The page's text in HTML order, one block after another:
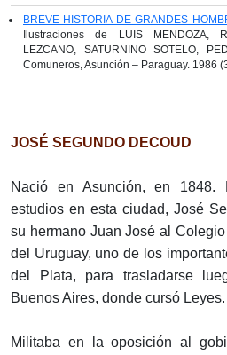
BREVE HISTORIA DE GRANDES
Ilustraciones de LUIS MENDOZA,
LEZCANO, SATURNINO SOTELO,
Comuneros, Asunción – Paraguay. 1986
JOSÉ SEGUNDO DECOUD
Nació en Asunción, en 1848.
estudios en esta ciudad, José
su hermano Juan José al
del Uruguay, uno de los
del Plata, para trasladarse
Buenos Aires, donde cursó Leyes.
Militaba en la oposición al